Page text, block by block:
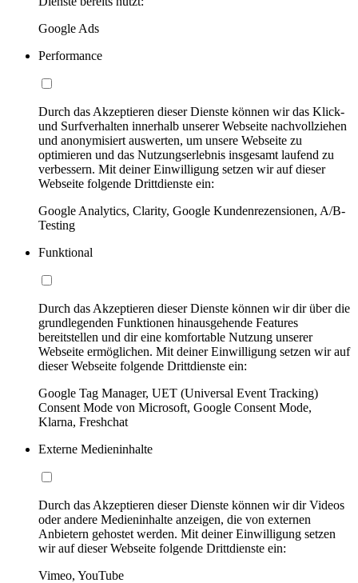
Google Ads
Performance
Durch das Akzeptieren dieser Dienste können wir das Klick-
und Surfverhalten innerhalb unserer Webseite nachvollziehen
und anonymisiert auswerten, um unsere Webseite zu
optimieren und das Nutzungserlebnis insgesamt laufend zu
verbessern. Mit deiner Einwilligung setzen wir auf dieser
Webseite folgende Drittdienste ein:
Google Analytics, Clarity, Google Kundenrezensionen, A/B-
Testing
Funktional
Durch das Akzeptieren dieser Dienste können wir dir über die
grundlegenden Funktionen hinausgehende Features
bereitstellen und dir eine komfortable Nutzung unserer
Webseite ermöglichen. Mit deiner Einwilligung setzen wir auf
dieser Webseite folgende Drittdienste ein:
Google Tag Manager, UET (Universal Event Tracking)
Consent Mode von Microsoft, Google Consent Mode,
Klarna, Freshchat
Externe Medieninhalte
Durch das Akzeptieren dieser Dienste können wir dir Videos
oder andere Medieninhalte anzeigen, die von externen
Anbietern gehostet werden. Mit deiner Einwilligung setzen
wir auf dieser Webseite folgende Drittdienste ein:
Vimeo, YouTube